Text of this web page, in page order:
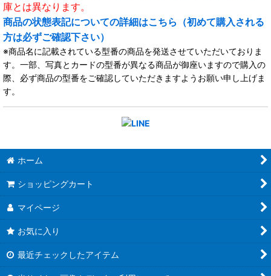
庫とは異なります。
商品の状態表記についての詳細はこちら（初めて購入される
方は必ずご確認下さい）
※商品名に記載されている型番の商品を発送させていただいておりま
す。一部、写真とカードの型番が異なる商品が御座いますので購入の
際、必ず商品の型番をご確認していただきますようお願い申し上げま
す。
ホーム
ショッピングカート
マイページ
お気に入り
最近チェックしたアイテム